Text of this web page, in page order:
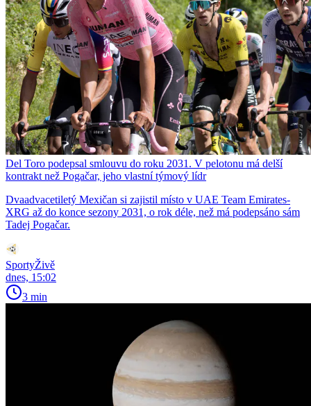
Del Toro podepsal smlouvu do roku 2031. V pelotonu má delší
kontrakt než Pogačar, jeho vlastní týmový lídr
Dvaadvacetiletý Mexičan si zajistil místo v UAE Team Emirates-
XRG až do konce sezony 2031, o rok déle, než má podepsáno sám
Tadej Pogačar.
SportyŽivě
dnes, 15:02
3 min